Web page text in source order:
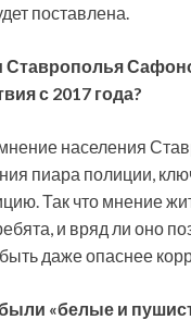
поставлена.
Ставрополья
с 2017 года?
населения
пиара полиции,
Так что мнение
и вряд ли оно
даже опаснее
«белые и